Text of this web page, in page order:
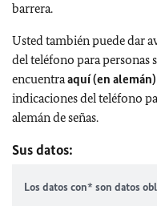
barrera.
Usted también puede dar
del teléfono para personas
encuentraaquí (en alemán)
indicaciones del teléfono
alemán de señas.
Sus datos:
Los datos con* son datos